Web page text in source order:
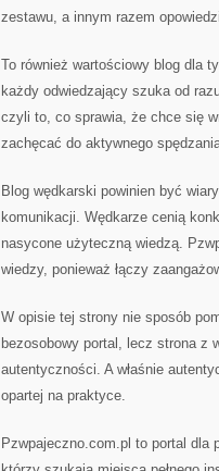
zestawu, a innym razem
To również wartościowy blog dla
każdy odwiedzający szuka od
czyli to, co sprawia, że chce się
zachęcać do aktywnego
Blog wędkarski powinien być
komunikacji. Wędkarze cenią
nasycone użyteczną wiedzą.
wiedzy, ponieważ łączy
W opisie tej strony nie sposób
bezosobowy portal, lecz strona z
autentyczności. A właśnie
opartej na praktyce.
Pzwpajeczno.com.pl to portal dla